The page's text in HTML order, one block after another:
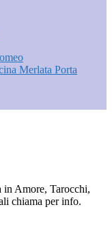
Merlata Porta
in Amore, Tarocchi,
chiama per info.